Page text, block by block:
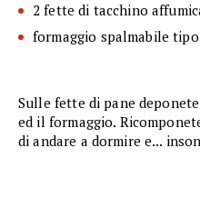
2 fette di tacchino
formaggio spalmabile
Sulle fette di pane
ed il formaggio.
di andare a dormire e...